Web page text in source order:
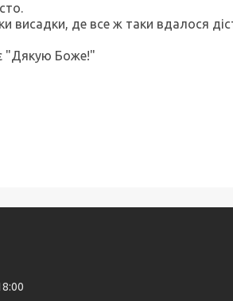
висадки, де все ж таки вдалося
"Дякую Боже!"